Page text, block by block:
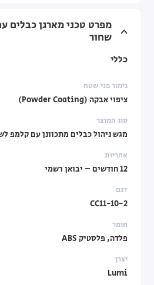
מפרט טכני מארגן כבלים
שחור
כללי
גימור פני שטח
ציפוי אבקה (Powder Coating)
סוג המוצר
מגש ניהול כבלים מתכוונן עם קלמפ
אחריות
12 חודשים – יבואן רשמי
דגם
CC11-10-2
חומר
פלדה, פלסטיק ABS
יצרן
Lumi